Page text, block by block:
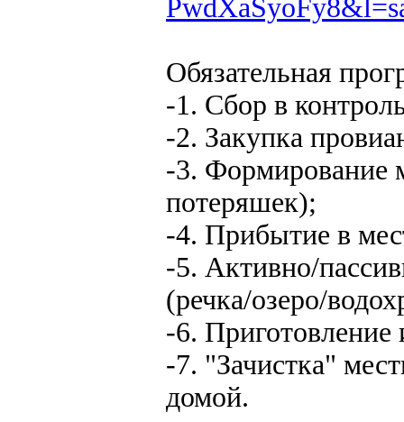
Обязательная
-1. Сбор в
-2. Закупка
-3. Формирование
потеряшек);
-4. Прибытие в
-5. Активно/
(речка/озеро/
-6. Приготовление
-7. "Зачистка"
домой.